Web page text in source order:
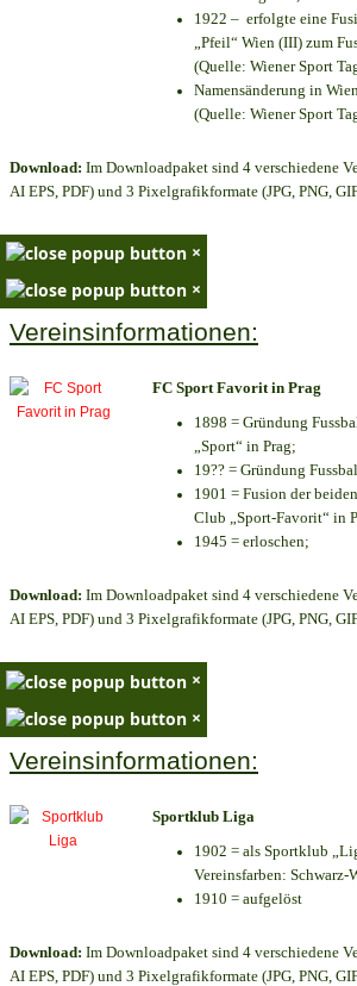
1922 – erfolgte eine
„Pfeil“ Wien (III) zum
(Quelle: Wiener Sport
Namensänderung in
(Quelle: Wiener Sport
Download: Im Downloadpaket sind 4 verschiedene
AI EPS, PDF) und 3 Pixelgrafikformate (JPG, PNG,
×
×
Vereinsinformationen:
FC Sport Favorit in Prag
1898 = Gründung
„Sport“ in Prag;
19?? = Gründung
1901 = Fusion der
Club „Sport-Favorit“ in
1945 = erloschen;
Download: Im Downloadpaket sind 4 verschiedene
AI EPS, PDF) und 3 Pixelgrafikformate (JPG, PNG,
×
×
Vereinsinformationen:
Sportklub Liga
1902 = als Sportklub
Vereinsfarben: Schwarz-
1910 = aufgelöst
Download: Im Downloadpaket sind 4 verschiedene
AI EPS, PDF) und 3 Pixelgrafikformate (JPG, PNG,